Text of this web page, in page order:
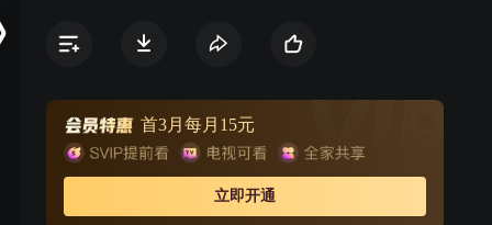
实世界的影子这些故事都会插上想象的翅膀，涂上童话的
乐带给小观众们，和小观众们实现真正的情感共鸣！
首3月每月15元
立即开通